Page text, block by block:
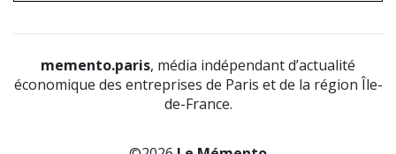
memento.paris, média indépendant d’actualité
économique des entreprises de Paris et de la région Île-
de-France.